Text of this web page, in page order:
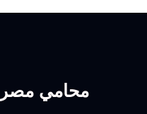
محامي مصر